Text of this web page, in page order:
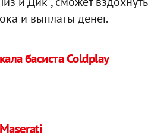
и выплаты денег.
басиста Coldplay